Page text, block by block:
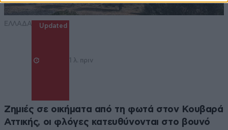
γελάνε και τα παράθυρα 😢
δωρεάν ακτινοβολία
Απαντήστε 0
ΕΛΛΑΔΑ Updated
1 λ. πριν
Ζημιές σε οικήματα από τη φωτά στον Κουβαρά
Αττικής, οι φλόγες κατευθύνονται στο βουνό